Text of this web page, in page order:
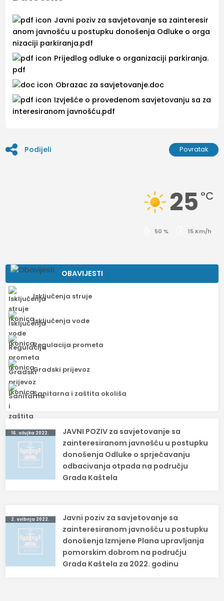
Javni poziv za savjetovanje sa zainteresir
anom javnošću u postupku donošenja Odluke o orga
nizaciji parkiranja.pdf
Prijedlog odluke o organizaciji parkiranja.
pdf
Obrazac za savjetovanje.doc
Izvješće o provedenom savjetovanju sa za
interesiranom javnošću.pdf
Podijeli Povratak
25 °C
50 % 15 Km/h
OBAVIJESTI
Isključenja struje
Isključenja vode
Regulacija prometa
Gradski prijevoz
Sanitarna i zaštita okoliša
Navigacija
objava
16. ožujka 2022.
JAVNI POZIV za savjetovanje sa
zainteresiranom javnošću u postupku
donošenja Odluke o sprječavanju
odbacivanja otpada na području
Grada Kaštela
2. svibnja 2022.
Javni poziv za savjetovanje sa
zainteresiranom javnošću u postupku
donošenja Izmjene Plana upravljanja
pomorskim dobrom na području
Grada Kaštela za 2022. godinu